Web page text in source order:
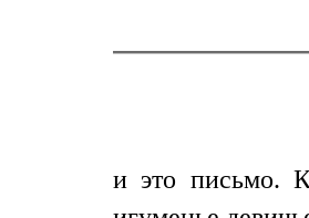
и это письмо.